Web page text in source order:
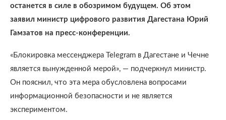
останется в силе в обозримом будущем. Об этом
заявил министр цифрового развития Дагестана Юрий
Гамзатов на пресс-конференции.
«Блокировка мессенджера Telegram в Дагестане и Чечне
является вынужденной мерой», — подчеркнул министр.
Он пояснил, что эта мера обусловлена вопросами
информационной безопасности и не является
экспериментом.